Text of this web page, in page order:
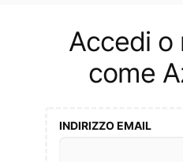
l
e
z
i
Accedi o
come
INDIRIZZO EMAIL